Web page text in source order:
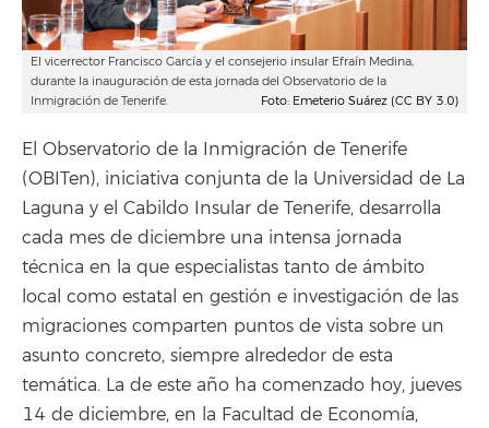
El vicerrector Francisco García y el consejerio insular Efraín Medina,
durante la inauguración de esta jornada del Observatorio de la
Inmigración de Tenerife.
Foto: Emeterio Suárez (CC BY 3.0)
El Observatorio de la Inmigración de Tenerife
(OBITen), iniciativa conjunta de la Universidad de La
Laguna y el Cabildo Insular de Tenerife, desarrolla
cada mes de diciembre una intensa jornada
técnica en la que especialistas tanto de ámbito
local como estatal en gestión e investigación de las
migraciones comparten puntos de vista sobre un
asunto concreto, siempre alrededor de esta
temática. La de este año ha comenzado hoy, jueves
14 de diciembre, en la Facultad de Economía,